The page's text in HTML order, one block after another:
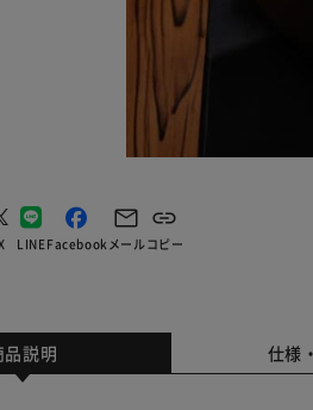
LINEFacebookメールコピー
品説明 仕様